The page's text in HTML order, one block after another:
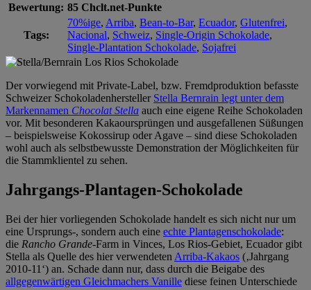
Bewertung: 85 Chclt.net-Punkte
Tags:
70%ige, Arriba, Bean-to-Bar, Ecuador, Glutenfrei,
Nacional, Schweiz, Single-Origin Schokolade,
Single-Plantation Schokolade, Sojafrei
Der vorwiegend mit Private-Label, bzw. Fremdproduktion befasste
Schweizer Schokoladenhersteller Stella Bernrain legt unter dem
Markennamen Chocolat Stella auch eine eigene Reihe Schokoladen
vor. Mit besonderen Kakaoursprüngen und ausgefallenen Süßungen
– beispielsweise Kokossirup oder Agave – sind diese Schokoladen
wohl auch als selbstbewusste Demonstration der Möglichkeiten für
die Stammklientel zu sehen.
Jahrgangs-Plantagen-Schokolade
Bei der hier vorliegenden Schokolade handelt es sich nicht nur um
eine Ursprungs-, sondern auch eine echte Plantagenschokolade:
die Rancho Grande-Farm in Vinces, Los Rios-Gebiet, Ecuador gibt
Stella als Quelle des hier verwendeten Arriba-Kakaos (‚Jahrgang
2010-11‘) an. Schade dann nur, dass durch die Beigabe des
allgegenwärtigen Gleichmachers Vanille diese feinen Unterschiede